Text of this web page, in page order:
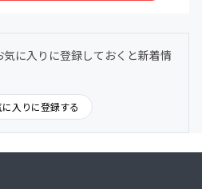
に入りに登録しておくと新着情
に入りに登録する